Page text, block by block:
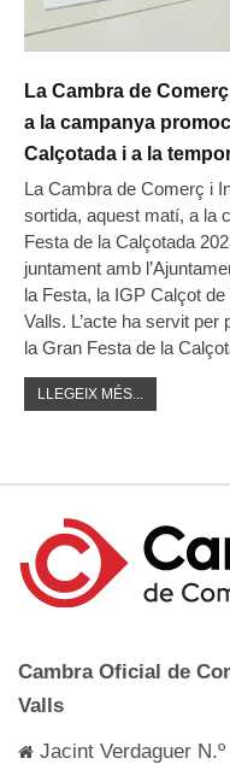
La Cambra de
a la campanya
Calçotada i a la
La Cambra de Comerç i
sortida, aquest matí, a la
Festa de la Calçotada
juntament amb
la Festa, la IGP Calçot
Valls. L’acte ha servit
la Gran Festa de la
LLEGEIX MÉS...
Cambra Oficial de
Valls
Jacint Verdaguer